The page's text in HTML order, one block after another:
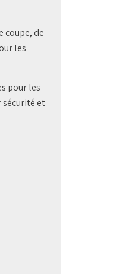
coupe, de
les
pour les
sécurité et